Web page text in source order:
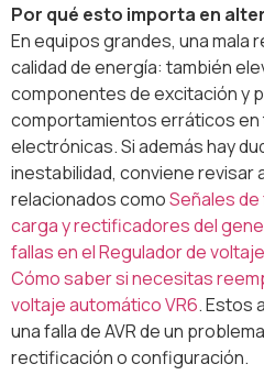
Por qué esto importa en
En equipos grandes, una mala
calidad de energía: también
componentes de excitación y
comportamientos erráticos en
electrónicas. Si además hay
inestabilidad, conviene revisar
relacionados comoSeñales
carga y rectificadores del
fallas en el Regulador de
Cómo saber si necesitas
voltaje automático VR6. Estos
una falla de AVR de un
rectificación o configuración.